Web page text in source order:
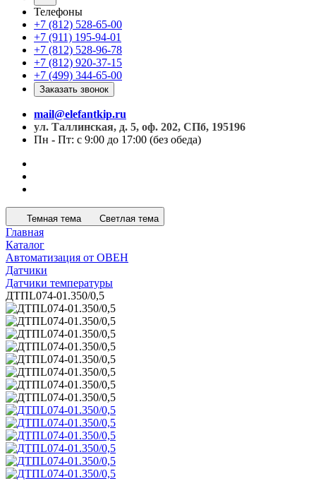
Телефоны
+7 (812) 528-65-00
+7 (911) 195-94-01
+7 (812) 528-96-78
+7 (812) 920-37-15
+7 (499) 344-65-00
Заказать звонок
mail@elefantkip.ru
ул. Таллинская, д. 5, оф. 202, СПб, 195196
Пн - Пт: с 9:00 до 17:00 (без обеда)
Темная тема Светлая тема
Главная
Каталог
Автоматизация от ОВЕН
Датчики
Датчики температуры
ДТПL074-01.350/0,5